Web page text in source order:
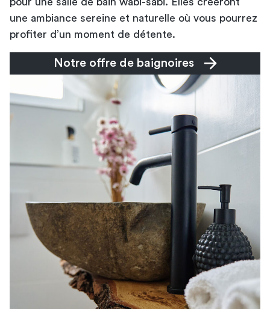
une ambiance sereine et naturelle où vous pourrez
profiter d’un moment de détente.
Notre offre de baignoires